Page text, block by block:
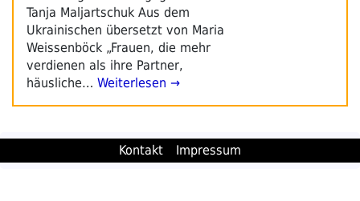
Tanja Maljartschuk Aus dem
Ukrainischen übersetzt von Maria
Weissenböck „Frauen, die mehr
verdienen als ihre Partner,
häusliche… Weiterlesen →
Kontakt Impressum